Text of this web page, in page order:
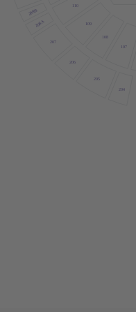
107
108
109
110
204
205
206
207
208A
208B